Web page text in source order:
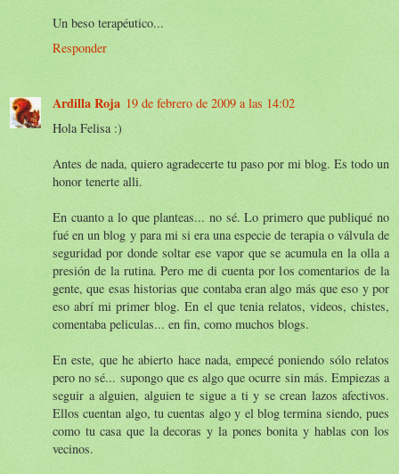
Un beso terapéutico...
Responder
Ardilla Roja 19 de febrero de 2009 a las 14:02
Hola Felisa :)
Antes de nada, quiero agradecerte tu paso por mi blog. Es todo un
honor tenerte alli.
En cuanto a lo que planteas... no sé. Lo primero que publiqué no
fué en un blog y para mi si era una especie de terapia o válvula de
seguridad por donde soltar ese vapor que se acumula en la olla a
presión de la rutina. Pero me di cuenta por los comentarios de la
gente, que esas historias que contaba eran algo más que eso y por
eso abrí mi primer blog. En el que tenia relatos, videos, chistes,
comentaba peliculas... en fin, como muchos blogs.
En este, que he abierto hace nada, empecé poniendo sólo relatos
pero no sé... supongo que es algo que ocurre sin más. Empiezas a
seguir a alguien, alguien te sigue a ti y se crean lazos afectivos.
Ellos cuentan algo, tu cuentas algo y el blog termina siendo, pues
como tu casa que la decoras y la pones bonita y hablas con los
vecinos.